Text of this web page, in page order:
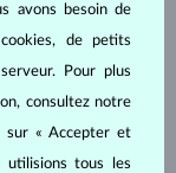
avons besoin de
de petits
Pour plus
consultez notre
sur « Accepter et
utilisions tous les